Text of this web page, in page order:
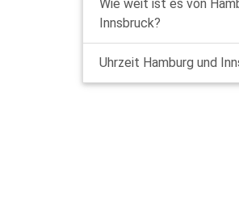
Wie weit ist es von
Innsbruck?
Uhrzeit Hamburg und